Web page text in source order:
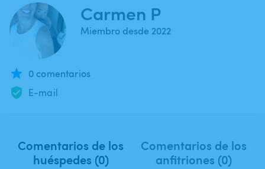
Carmen P
Miembro desde 2022
0 comentarios
E-mail
Comentarios de los
huéspedes (0)
Comentarios de los
anfitriones (0)